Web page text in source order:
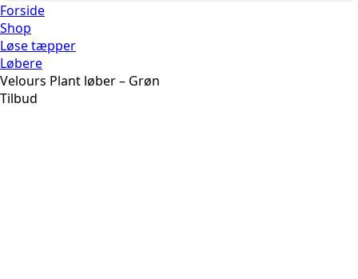
Forside
Shop
Løse tæpper
Løbere
Velours Plant løber – Grøn
Tilbud